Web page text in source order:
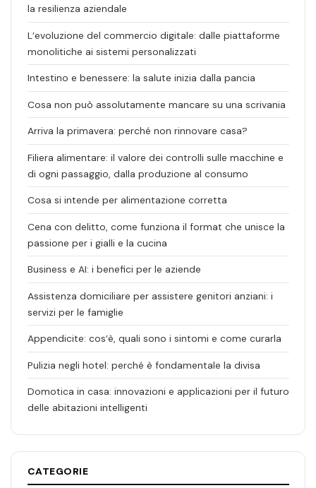
la resilienza aziendale
L’evoluzione del commercio digitale: dalle piattaforme
monolitiche ai sistemi personalizzati
Intestino e benessere: la salute inizia dalla pancia
Cosa non può assolutamente mancare su una scrivania
Arriva la primavera: perché non rinnovare casa?
Filiera alimentare: il valore dei controlli sulle macchine e
di ogni passaggio, dalla produzione al consumo
Cosa si intende per alimentazione corretta
Cena con delitto, come funziona il format che unisce la
passione per i gialli e la cucina
Business e AI: i benefici per le aziende
Assistenza domiciliare per assistere genitori anziani: i
servizi per le famiglie
Appendicite: cos’è, quali sono i sintomi e come curarla
Pulizia negli hotel: perché è fondamentale la divisa
Domotica in casa: innovazioni e applicazioni per il futuro
delle abitazioni intelligenti
CATEGORIE